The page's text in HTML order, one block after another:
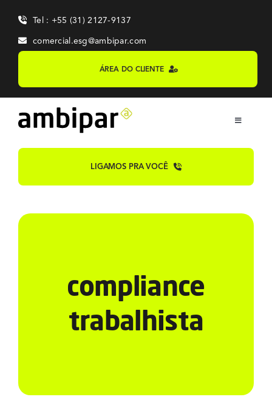
content
Tel : +55 (31) 2127-9137
comercial.esg@ambipar.com
ÁREA DO CLIENTE
Toggle
Home
Notícias e Conteúdos
Contato
LIGAMOS PRA VOCÊ
compliance
trabalhista